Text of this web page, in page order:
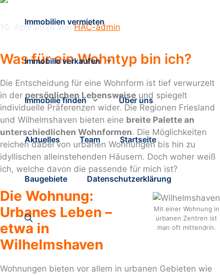
Immobilien vermieten
Immobilie verkaufen
Immobilie finden Über uns
Aktuelles Team Startseite
Baugebiete Datenschutzerklärung
10. April 2024 vonHAC-admin
Was für ein Wohntyp bin ich?
Die Entscheidung für eine Wohnform ist tief verwurzelt
in der persönlichen Lebensweise und spiegelt
individuelle Präferenzen wider. Die Regionen Friesland
und Wilhelmshaven bieten eine breite Palette an
unterschiedlichen Wohnformen. Die Möglichkeiten
reichen dabei von urbanen Wohnungen bis hin zu
idyllischen alleinstehenden Häusern. Doch woher weiß
ich, welche davon die passende für mich ist?
Mit einer Wohnung in
urbanen Zentren ist
man oft mittendrin.
Die Wohnung:
Urbanes Leben –
etwa in
Wilhelmshaven
Wohnungen bieten vor allem in urbanen Gebieten wie